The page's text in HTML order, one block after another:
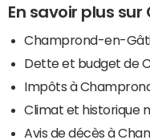
En savoir plus
Champrond-en-
Dette et budget de
Impôts à
Climat et historique
Avis de décès à